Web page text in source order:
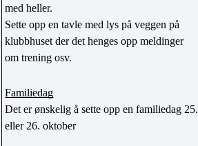
med heller.
Sette opp en tavle med lys på veggen på
klubbhuset der det henges opp meldinger
om trening osv.
Familiedag
Det er ønskelig å sette opp en familiedag 25.
eller 26. oktober